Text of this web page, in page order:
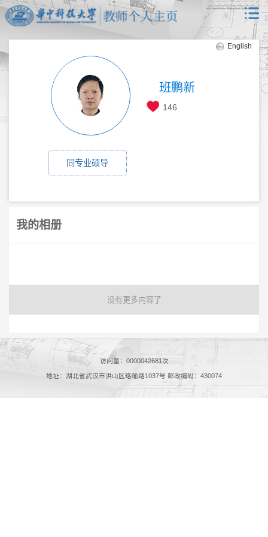
English
班鹏新
146
同专业硕导
我的相册
没有更多内容了
访问量： 0000042681 次
地址：湖北省武汉市洪山区珞喻路1037号 邮政编码：430074